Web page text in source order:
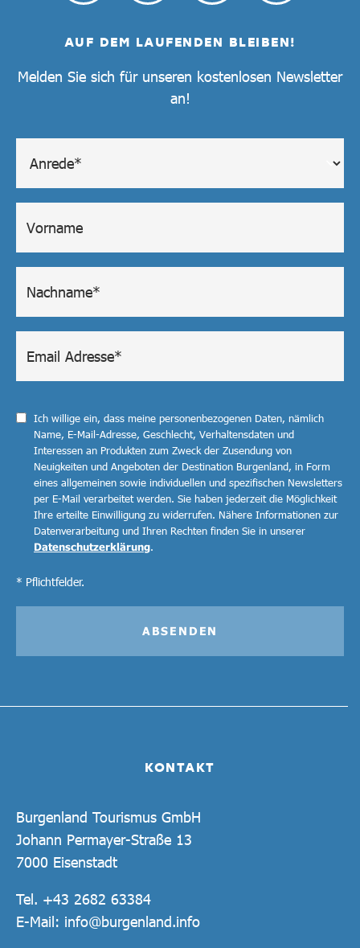
KONTAKT
Burgenland Tourismus GmbH
Johann Permayer-Straße 13
7000 Eisenstadt
Tel. +43 2682 63384
E-Mail: info@burgenland.info
AUF DEM LAUFENDEN BLEIBEN!
Melden Sie sich für unseren kostenlosen Newsletter
an!
Ich willige ein, dass meine personenbezogenen Daten, nämlich
Name, E-Mail-Adresse, Geschlecht, Verhaltensdaten und
Interessen an Produkten zum Zweck der Zusendung von
Neuigkeiten und Angeboten der Destination Burgenland, in Form
eines allgemeinen sowie individuellen und spezifischen Newsletters
per E-Mail verarbeitet werden. Sie haben jederzeit die Möglichkeit
Ihre erteilte Einwilligung zu widerrufen. Nähere Informationen zur
Datenverarbeitung und Ihren Rechten finden Sie in unserer
Datenschutzerklärung.
* Pflichtfelder.
ABSENDEN